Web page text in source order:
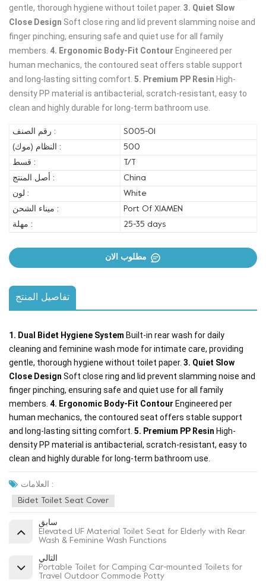
gentle, thorough hygiene without toilet paper. 3. Quiet Slow
Close Design Soft close ring and lid prevent slamming noise and
finger pinching, ensuring safe and quiet use for all family
members. 4. Ergonomic Body-Fit Contour Engineered per
human mechanics, the contoured seat offers stable support
and long-lasting sitting comfort. 5. Premium PP Resin High-
density PP material is antibacterial, scratch-resistant, easy to
clean and highly durable for long-term bathroom use.
رقم الصنف :
S005-01
النظام (موك) :
500
قسط :
T/T
أصل المنتج :
China
لون :
White
ميناء الشحن :
Port Of XIAMEN
مهلة :
25-35 days
تفاصيل المنتج
1. Dual Bidet Hygiene System Built-in rear wash for daily
cleaning and feminine wash mode for intimate care, providing
gentle, thorough hygiene without toilet paper. 3. Quiet Slow
Close Design Soft close ring and lid prevent slamming noise and
finger pinching, ensuring safe and quiet use for all family
members. 4. Ergonomic Body-Fit Contour Engineered per
human mechanics, the contoured seat offers stable support
and long-lasting sitting comfort. 5. Premium PP Resin High-
density PP material is antibacterial, scratch-resistant, easy to
clean and highly durable for long-term bathroom use.
العلامات :
Bidet Toilet Seat Cover
سابق
Elevated UF Material Toilet Seat for Elderly with Rear
Wash & Feminine Wash Functions
التالي
Portable Toilet for Camping Car-mounted Toilets for
Travel Outdoor Commode Potty